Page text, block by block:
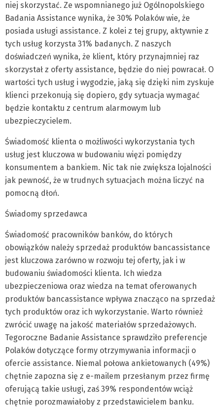
niej skorzystać. Ze wspomnianego już Ogólnopolskiego
Badania Assistance wynika, że 30% Polaków wie, że
posiada usługi assistance. Z kolei z tej grupy, aktywnie z
tych usług korzysta 31% badanych. Z naszych
doświadczeń wynika, że klient, który przynajmniej raz
skorzystał z oferty assistance, będzie do niej powracał. O
wartości tych usług i wygodzie, jaką się dzięki nim zyskuje
klienci przekonują się dopiero, gdy sytuacja wymagać
będzie kontaktu z centrum alarmowym lub
ubezpieczycielem.
Świadomość klienta o możliwości wykorzystania tych
usług jest kluczowa w budowaniu więzi pomiędzy
konsumentem a bankiem. Nic tak nie zwiększa lojalności
jak pewność, że w trudnych sytuacjach można liczyć na
pomocną dłoń.
Świadomy sprzedawca
Świadomość pracowników banków, do których
obowiązków należy sprzedaż produktów bancassistance
jest kluczowa zarówno w rozwoju tej oferty, jak i w
budowaniu świadomości klienta. Ich wiedza
ubezpieczeniowa oraz wiedza na temat oferowanych
produktów bancassistance wpływa znacząco na sprzedaż
tych produktów oraz ich wykorzystanie. Warto również
zwrócić uwagę na jakość materiałów sprzedażowych.
Tegoroczne Badanie Assistance sprawdziło preferencje
Polaków dotyczące formy otrzymywania informacji o
ofercie assistance. Niemal połowa ankietowanych (49%)
chętnie zapozna się z e-mailem przesłanym przez firmę
oferującą takie usługi, zaś 39% respondentów wciąż
chętnie porozmawiałoby z przedstawicielem banku.